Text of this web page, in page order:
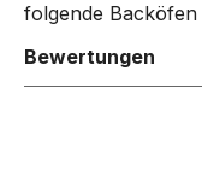
folgende
Bewertungen